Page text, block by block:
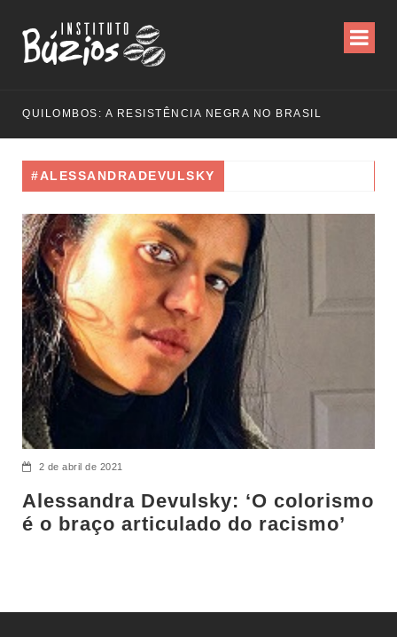
QUILOMBOS: A RESISTÊNCIA NEGRA NO BRASIL
#ALESSANDRADEVULSKY
2 de abril de 2021
Alessandra Devulsky: ‘O colorismo
é o braço articulado do racismo’